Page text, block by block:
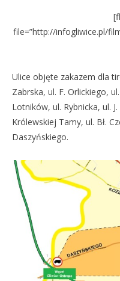
file=”http://infogliwice.pl/
Ulice objęte zakazem dla
Zabrska, ul. F. Orlickiego,
Lotników, ul. Rybnicka, ul.
Królewskiej Tamy, ul. Bł.
Daszyńskiego.